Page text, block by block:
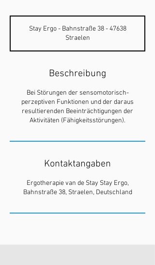
Stay Ergo - Bahnstraße 38 - 47638
Straelen
Beschreibung
Bei Störungen der sensomotorisch-
perzeptiven Funktionen und der daraus
resultierenden Beeinträchtigungen der
Aktivitäten (Fähigkeitsstörungen).
Kontaktangaben
Ergotherapie van de Stay Stay Ergo,
Bahnstraße 38, Straelen, Deutschland